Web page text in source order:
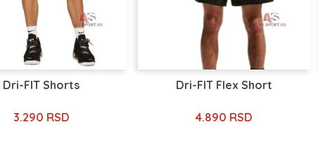
Dri-FIT Shorts
3.290 RSD
Dri-FIT Flex Short
4.890 RSD